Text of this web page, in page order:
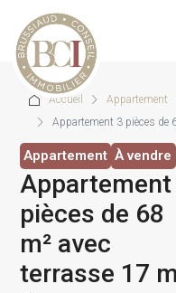
Accueil
Appartement
Appartement 3 pièces de
Appartement À vendre
Appartement
pièces de 68
m² avec
terrasse 17